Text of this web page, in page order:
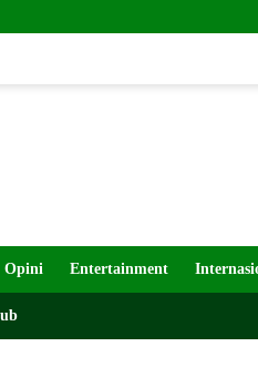
Wabup
Opini Entertainment